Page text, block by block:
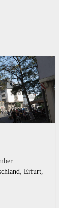
, Erfurt,